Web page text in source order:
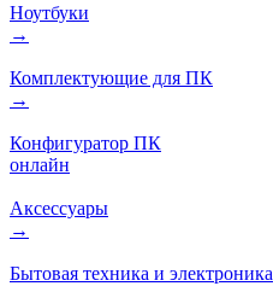
Ноутбуки
→
Комплектующие для ПК
→
Конфигуратор ПК
онлайн
Аксессуары
→
Бытовая техника и электроника